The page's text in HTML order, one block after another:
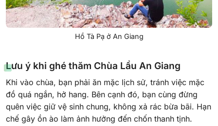
Hồ Tà Pạ ở An Giang
Lưu ý khi ghé thăm Chùa Lầu An Giang
Khi vào chùa, bạn phải ăn mặc lịch sử, tránh việc mặc
đồ quá ngắn, hở hang. Bên cạnh đó, bạn cùng đừng
quên việc giữ vệ sinh chung, không xả rác bừa bãi. Hạn
chế gây ồn ào làm ảnh hưởng đến chốn thanh tịnh.